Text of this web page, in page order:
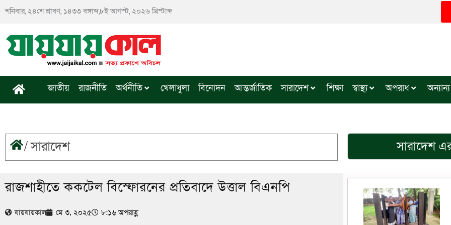
Skip
শনিবার, ২৪শে শ্রাবণ, ১৪৩৩ বঙ্গাব্দ,৮ই আগস্ট, ২০২৬ খ্রিস্টাব্দ
জাতীয় রাজনীতি অর্থনীতি খেলাধুলা বিনোদন আন্তর্জাতিক সারাদেশ শিক্ষা স্বাস্থ্য অপরাধ অন্যান্য
/সারাদেশ সারাদেশএর
রাজশাহীতে ককটেল বিস্ফোরনের প্রতিবাদে উত্তাল বিএনপি
যায়যায়কাল মে ৩, ২০২৫ ৮:১৬ অপরাহ্ণ